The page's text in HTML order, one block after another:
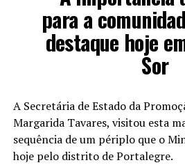
para a
destaque hoje
Sor
A Secretária de Estado da
Margarida Tavares, visitou esta
sequência de um périplo que o
hoje pelo distrito de Portalegre.